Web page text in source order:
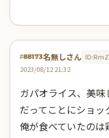
#88173名無しさん
2023/08/12 21:32
ガパオライス、美
だってことにショッ
俺が食べていたの